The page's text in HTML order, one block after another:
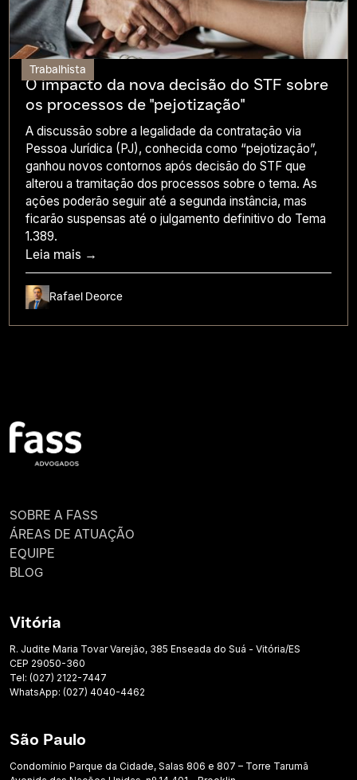
Trabalhista
O impacto da nova decisão do STF sobre
os processos de "pejotização"
A discussão sobre a legalidade da contratação via
Pessoa Jurídica (PJ), conhecida como “pejotização”,
ganhou novos contornos após decisão do STF que
alterou a tramitação dos processos sobre o tema. As
ações poderão seguir até a segunda instância, mas
ficarão suspensas até o julgamento definitivo do Tema
1.389.
Leia mais →
Rafael Deorce
SOBRE A FASS
ÁREAS DE ATUAÇÃO
EQUIPE
BLOG
Vitória
R. Judite Maria Tovar Varejão, 385 Enseada do Suá - Vitória/ES
CEP 29050-360
Tel: (027) 2122-7447
WhatsApp: (027) 4040-4462
São Paulo
Condomínio Parque da Cidade, Salas 806 e 807 – Torre Tarumã